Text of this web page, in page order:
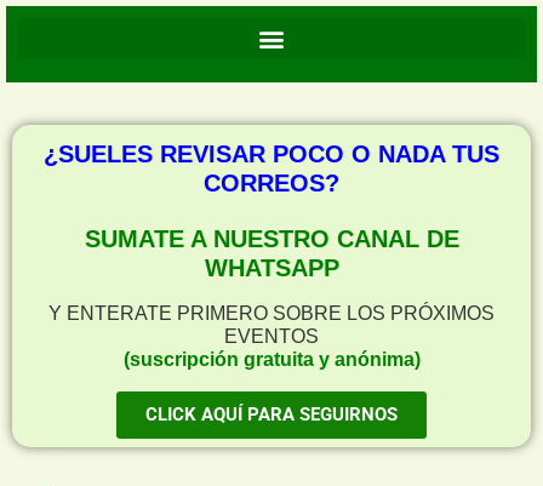
¿SUELES REVISAR POCO O NADA TUS
CORREOS?
SUMATE A NUESTRO CANAL DE
WHATSAPP
Y ENTERATE PRIMERO SOBRE LOS PRÓXIMOS
EVENTOS
(suscripción gratuita y anónima)
CLICK AQUÍ PARA SEGUIRNOS